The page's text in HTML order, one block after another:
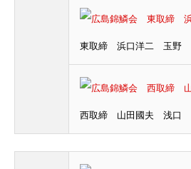
東取締 浜口洋二 玉野
西取締 山田國夫 浅口